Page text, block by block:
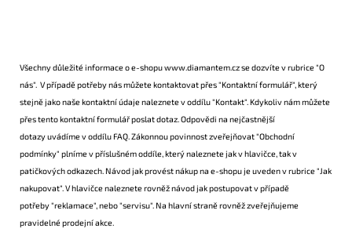
Všechny důležité informace o e-shopuwww.diamantem.czse dozvíte v rubrice"O
nás". V případě potřeby nás můžete kontaktovat přes"Kontaktní formulář", který
stejně jako naše kontaktní údaje naleznete v oddílu"Kontakt". Kdykoliv nám můžete
přes tentokontaktní formulářposlat dotaz. Odpovědi na nejčastnější
dotazyuvádíme v oddíluFAQ. Zákonnou povinnost zveřejňovat"Obchodní
podmínky" plníme v příslušném oddíle, který naleznete jak v hlavičce, tak v
patičkových odkazech. Návod jak provést nákup na e-shopu je uveden v rubrice"Jak
nakupovat". V hlavičce naleznete rovněž návod jak postupovat v případě
potřeby"reklamace", nebo"servisu". Na hlavní straně rovněž zveřejňujeme
pravidelné prodejníakce.